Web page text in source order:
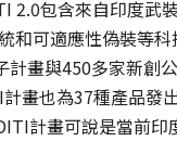
2.0包含來自印度武
和可適應性偽裝等
畫與450多家新創
畫也為37種產品發
計畫可說是當前印